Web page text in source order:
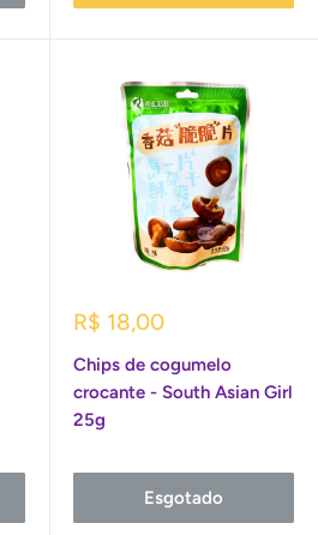
Preço
R$ 18,00
Chips de cogumelo
crocante - South Asian Girl
25g
Esgotado